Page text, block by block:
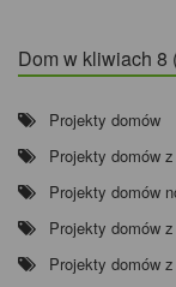
Dom w kliwiach 8
Projekty domów
Projekty domów
Projekty domów
Projekty domów
Projekty domów